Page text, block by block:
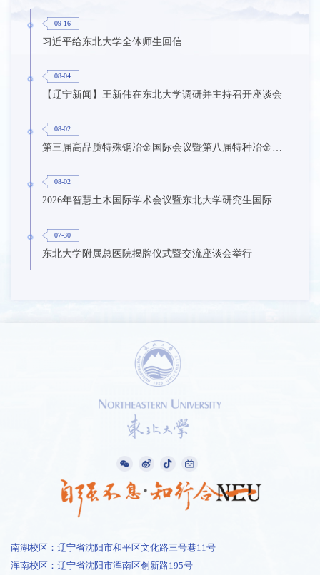
09-16
习近平给东北大学全体师生回信
08-04
【辽宁新闻】王新伟在东北大学调研并主持召开座谈会
08-02
08-02
2026年智慧土木国际学术会议暨东北大学研究生国际暑期学校第九期在东北大学召开
07-30
东北大学附属总医院揭牌仪式暨交流座谈会举行
南湖校区：辽宁省沈阳市和平区文化路三号巷11号
浑南校区：辽宁省沈阳市浑南区创新路195号